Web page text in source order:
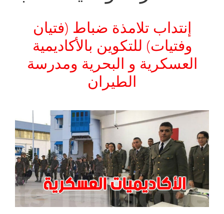
إنتداب تلامذة ضباط (فتيان
وفتيات) للتكوين بالأكاديمية
العسكرية و البحرية ومدرسة
الطيران